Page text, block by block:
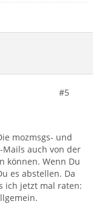
#5
mozmsgs- und
Mails auch von der
können. Wenn Du
es abstellen. Da
ich jetzt mal raten: